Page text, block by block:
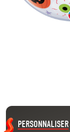
PERSONNALISER